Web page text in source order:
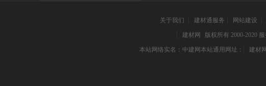
生明火、浪涌抑制的ntc。输入端滤波由
400V15uFx4液态电容、滤波电感组成。PCB底部
卓微UC2500限流识别芯片，较低45毫欧姆内阻
关于我们 建材通服务 网站建设
建材网 版权所有 2000-2020
本站网络实名：中建网本站通用网址： 建材网